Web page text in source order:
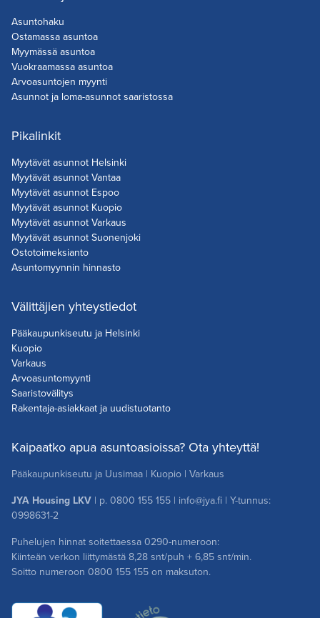
Asuntohaku
Ostamassa asuntoa
Myymässä asuntoa
Vuokraamassa asuntoa
Arvoasuntojen myynti
Asunnot ja loma-asunnot saaristossa
Pikalinkit
Myytävät asunnot Helsinki
Myytävät asunnot Vantaa
Myytävät asunnot Espoo
Myytävät asunnot Kuopio
Myytävät asunnot Varkaus
Myytävät asunnot Suonenjoki
Ostotoimeksianto
Asuntomyynnin hinnasto
Välittäjien yhteystiedot
Pääkaupunkiseutu ja Helsinki
Kuopio
Varkaus
Arvoasuntomyynti
Saaristovälitys
Rakentaja-asiakkaat ja uudistuotanto
Kaipaatko apua asuntoasioissa? Ota yhteyttä!
Pääkaupunkiseutu ja Uusimaa | Kuopio | Varkaus
JYA Housing LKV | p. 0800 155 155 | info@jya.fi | Y-tunnus:
0998631-2
Puhelujen hinnat soitettaessa 0290-numeroon:
Kiinteän verkon liittymästä 8,28 snt/puh + 6,85 snt/min.
Soitto numeroon 0800 155 155 on maksuton.